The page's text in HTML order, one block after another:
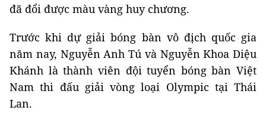
đã đổi được màu vàng huy chương.
Trước khi dự giải bóng bàn vô địch quốc gia
năm nay, Nguyễn Anh Tú và Nguyễn Khoa Diệu
Khánh là thành viên đội tuyển bóng bàn Việt
Nam thi đấu giải vòng loại Olympic tại Thái
Lan.